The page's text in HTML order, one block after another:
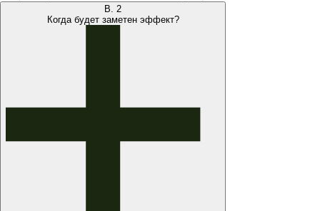
В. 2
Когда будет заметен эффект?